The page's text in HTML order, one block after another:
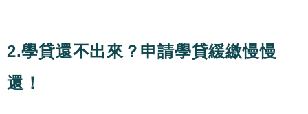
2.學貸還不出來？申請學貸緩繳慢慢
還！